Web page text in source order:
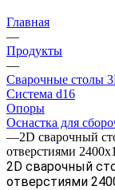
Главная
—
Продукты
—
Сварочные столы
Система d16
Опоры
Оснастка для
—2D сварочный
отверстиями
2D сварочный
отверстиями